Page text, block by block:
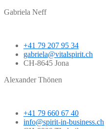
Gabriela Neff
+41 79 207 95 34
gabriela@vitalspirit.ch
CH-8645 Jona
Alexander Thönen
+41 79 660 67 40
info@spirit-in-business.ch